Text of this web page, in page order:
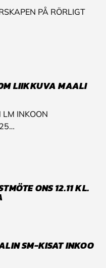
PÅ RÖRLIGT
LIIKKUVA MAALI
LM INKOON
ONS 12.11 KL.
SM-KISAT INKOO